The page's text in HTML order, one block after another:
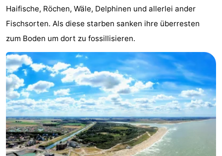
Essen
und
trinken
Veranstaltungen
Praktisch
Forum
Route
-
Haifische, Röchen, Wäle, Delphinen und allerlei ander
Fischsorten. Als diese starben sanken ihre überresten
zum Boden um dort zu fossillisieren.